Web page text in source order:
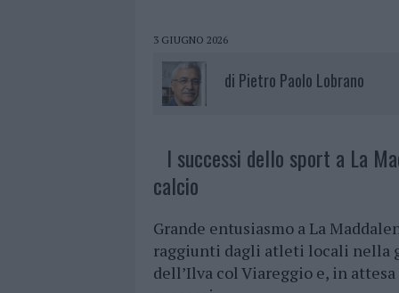
3 GIUGNO 2026
di Pietro Paolo Lobrano
I successi dello sport a La
calcio
Grande entusiasmo a La
raggiunti dagli atleti locali nella
dell’Ilva col Viareggio e, in